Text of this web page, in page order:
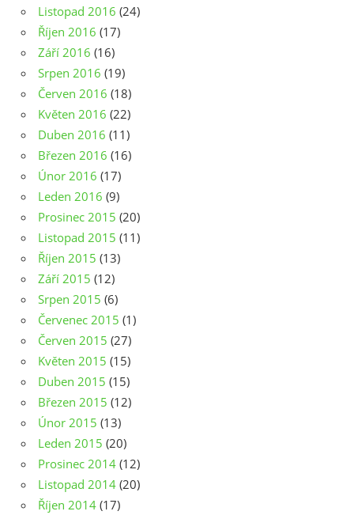
Listopad 2016 (24)
Říjen 2016 (17)
Září 2016 (16)
Srpen 2016 (19)
Červen 2016 (18)
Květen 2016 (22)
Duben 2016 (11)
Březen 2016 (16)
Únor 2016 (17)
Leden 2016 (9)
Prosinec 2015 (20)
Listopad 2015 (11)
Říjen 2015 (13)
Září 2015 (12)
Srpen 2015 (6)
Červenec 2015 (1)
Červen 2015 (27)
Květen 2015 (15)
Duben 2015 (15)
Březen 2015 (12)
Únor 2015 (13)
Leden 2015 (20)
Prosinec 2014 (12)
Listopad 2014 (20)
Říjen 2014 (17)